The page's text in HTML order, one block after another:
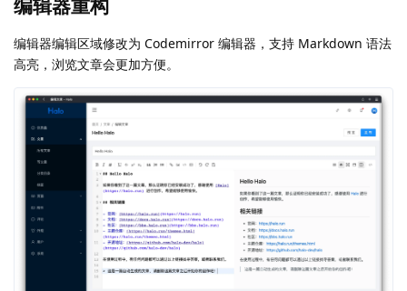
编辑器重构
编辑器编辑区域修改为 Codemirror 编辑器，支持 Markdown 语法
高亮，浏览文章会更加方便。